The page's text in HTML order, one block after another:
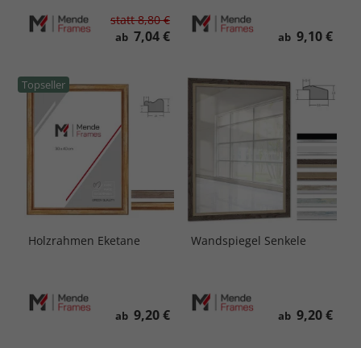
statt8,80 €
ab 7,04 € ab 9,10 €
Topseller
Holzrahmen Eketane
ab 9,20 €
Wandspiegel Senkele
ab 9,20 €